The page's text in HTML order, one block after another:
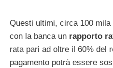
Questi ultimi, circa 100
con la banca un rapporto
rata pari ad oltre il 60% del
pagamento potrà essere